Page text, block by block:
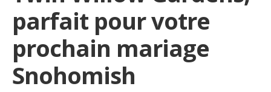
parfait pour votre
prochain mariage
Snohomish